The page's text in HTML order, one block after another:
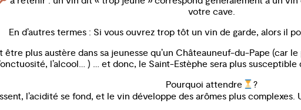
votre cave.
En d’autres termes : Si vous ouvrez trop tôt un vin de garde, alors il
plus austère dans sa jeunesse qu’un Châteauneuf-du-Pape (car
l’alcool… ) … et donc, le Saint-Estèphe sera plus
Pourquoi attendre
?
l’acidité se fond, et le vin développe des arômes plus